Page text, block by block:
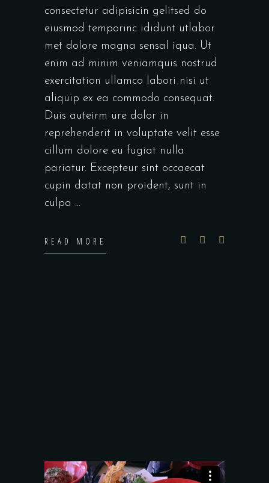
consectetur adipisicin gelitsed do
eiusmod temporinc ididunt utlabor
met dolore magna sensal iqua. Ut
enim ad minim veniamquis nostrud
exercitation ullamco labori nisi ut
aliquip ex ea commodo consequat.
Duis auteirm ure dolor in
reprehenderit in voluptate velit esse
cillum dolore eu fugiat nulla
pariatur. Excepteur sint occaecat
cupin datat non proident, sunt in
culpa
READ MORE